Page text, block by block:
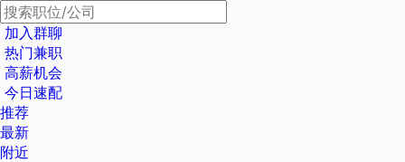
加入群聊
热门兼职
高薪机会
今日速配
推荐
最新
附近